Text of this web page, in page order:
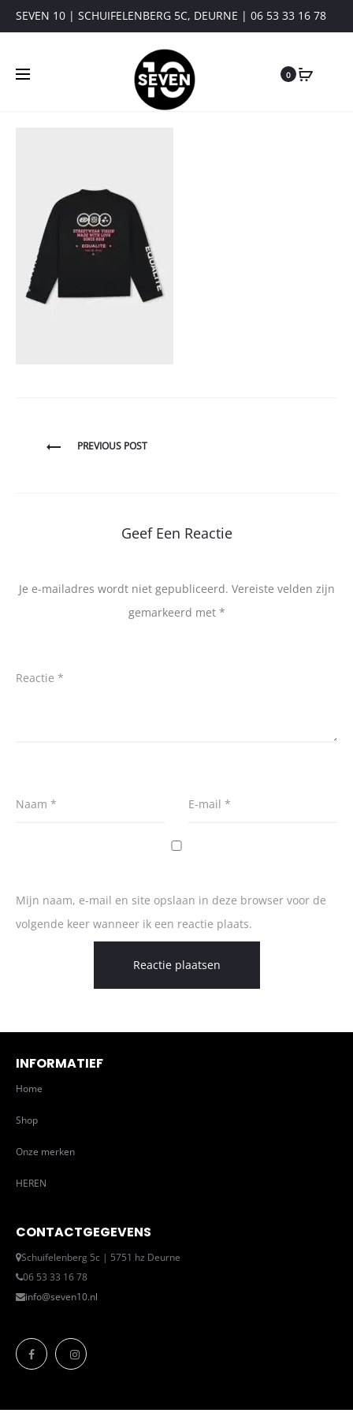
SEVEN 10 | SCHUIFELENBERG 5C, DEURNE | 06 53 33 16 78
0
BerichtPREVIOUS POST
Geef Een Reactie
Je e-mailadres wordt niet gepubliceerd. Vereiste velden zijn
gemarkeerd met *
Reactie *
Naam * E-mail *
Mijn naam, e-mail en site opslaan in deze browser voor de
volgende keer wanneer ik een reactie plaats.
INFORMATIEF
Home
Shop
Onze merken
HEREN
CONTACTGEGEVENS
Schuifelenberg 5c | 5751 hz Deurne
06 53 33 16 78
info@seven10.nl